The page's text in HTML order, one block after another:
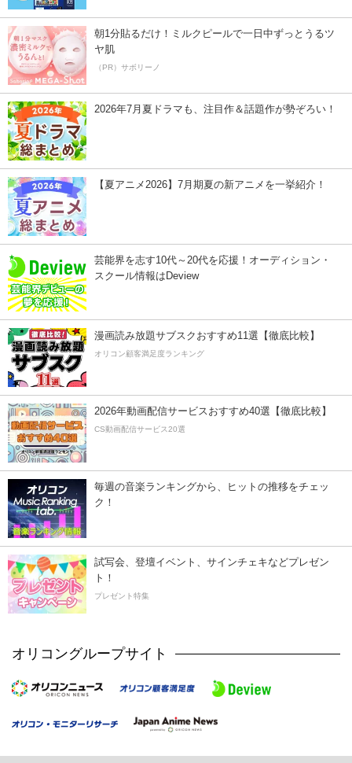
朝1分貼るだけ！ミルクピールで一日中ずっとうるツ
ヤ肌
（PR）サボリーノ
2026年7月夏ドラマも、注目作＆話題作が勢ぞろい！
【夏アニメ2026】7月期夏の新アニメを一挙紹介！
芸能界を志す10代～20代を応援！オーディション・
スクール情報はDeview
漫画読み放題サブスクおすすめ11選【徹底比較】
オリコン顧客満足度ランキング
2026年動画配信サービスおすすめ40選【徹底比較】
CS動画配信サービス20選
毎週の音楽ランキングから、ヒットの推移をチェッ
ク！
試写会、登壇イベント、サインチェキなどプレゼン
ト！
プレゼント特集
オリコングループサイト